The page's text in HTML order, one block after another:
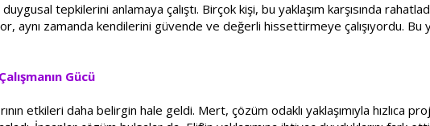
tepkilerini anlamaya çalıştı. Birçok kişi, bu yaklaşım karşısında
zamanda kendilerini güvende ve değerli hissettirmeye çalışıyordu. Bu
Gücü
etkileri daha belirgin hale geldi. Mert, çözüm odaklı yaklaşımıyla hızlıca